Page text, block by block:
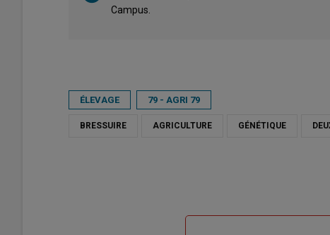
Campus.
ÉLEVAGE 79 - AGRI 79
BRESSUIRE AGRICULTURE GÉNÉTIQUE